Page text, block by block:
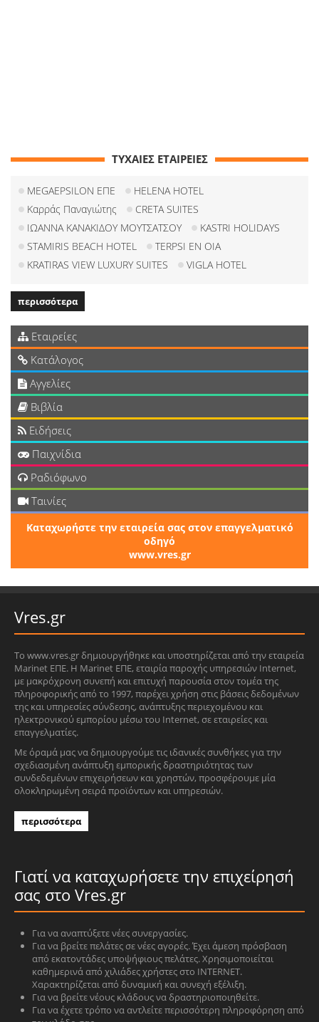
ΤΥΧΑΙΕΣ ΕΤΑΙΡΕΙΕΣ
MEGAEPSILON ΕΠΕ
HELENA HOTEL
Καρράς Παναγιώτης
CRETA SUITES
ΙΩΑΝΝΑ ΚΑΝΑΚΙΔΟΥ ΜΟΥΤΣΑΤΣΟΥ
KASTRI HOLIDAYS
STAMIRIS BEACH HOTEL
TERPSI EN OIA
KRATIRAS VIEW LUXURY SUITES
VIGLA HOTEL
περισσότερα
Εταιρείες
Κατάλογος
Αγγελίες
Βιβλία
Ειδήσεις
Παιχνίδια
Ραδιόφωνο
Ταινίες
Καταχωρήστε την εταιρεία σας στον επαγγελματικό
οδηγό
www.vres.gr
Vres.gr
Το www.vres.gr δημιουργήθηκε και υποστηρίζεται από την εταιρεία
Marinet ΕΠΕ. Η Marinet ΕΠΕ, εταιρία παροχής υπηρεσιών Internet,
με μακρόχρονη συνεπή και επιτυχή παρουσία στον τομέα της
πληροφορικής από το 1997, παρέχει χρήση στις βάσεις δεδομένων
της και υπηρεσίες σύνδεσης, ανάπτυξης περιεχομένου και
ηλεκτρονικού εμπορίου μέσω του Internet, σε εταιρείες και
επαγγελματίες.
Με όραμά μας να δημιουργούμε τις ιδανικές συνθήκες για την
σχεδιασμένη ανάπτυξη εμπορικής δραστηριότητας των
συνδεδεμένων επιχειρήσεων και χρηστών, προσφέρουμε μία
ολοκληρωμένη σειρά προϊόντων και υπηρεσιών.
περισσότερα
Γιατί να καταχωρήσετε την επιχείρησή
σας στο Vres.gr
Για να αναπτύξετε νέες συνεργασίες.
Για να βρείτε πελάτες σε νέες αγορές. Έχει άμεση πρόσβαση
από εκατοντάδες υποψήφιους πελάτες. Χρησιμοποιείται
καθημερινά από χιλιάδες χρήστες στο INTERNET.
Χαρακτηρίζεται από δυναμική και συνεχή εξέλιξη.
Για να βρείτε νέους κλάδους να δραστηριοποιηθείτε.
Για να έχετε τρόπο να αντλείτε περισσότερη πληροφόρηση από